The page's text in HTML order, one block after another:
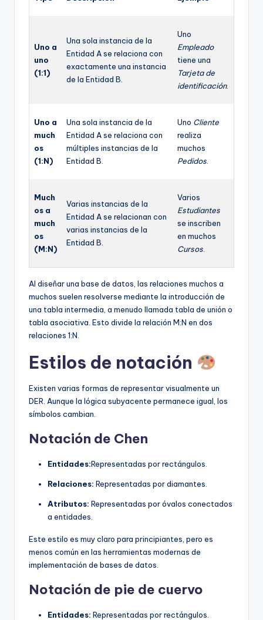
Uno a
uno
(1:1)
Una sola instancia de la
Entidad A se relaciona con
exactamente una instancia
de la Entidad B.
Uno
Empleado
tiene una
Tarjeta de
identificación.
Uno a
much
os
(1:N)
Una sola instancia de la
Entidad A se relaciona con
múltiples instancias de la
Entidad B.
Uno Cliente
realiza
muchos
Pedidos
Much
os a
much
os
(M:N)
Varias instancias de la
Entidad A se relacionan con
varias instancias de la
Entidad B.
Varios
Estudiantes
se inscriben
en muchos
Cursos
Al diseñar una base de datos, las relaciones muchos a
muchos suelen resolverse mediante la introducción de
una tabla intermedia, a menudo llamada tabla de unión o
tabla asociativa. Esto divide la relación M:N en dos
relaciones 1:N.
Estilos de notación
Existen varias formas de representar visualmente un
DER. Aunque la lógica subyacente permanece igual, los
símbolos cambian.
Notación de Chen
Entidades:Representadas por rectángulos.
Relaciones: Representadas por diamantes.
Atributos: Representadas por óvalos conectados
a entidades.
Este estilo es muy claro para principiantes, pero es
menos común en las herramientas modernas de
implementación de bases de datos.
Notación de pie de cuervo
Entidades: Representadas por rectángulos.